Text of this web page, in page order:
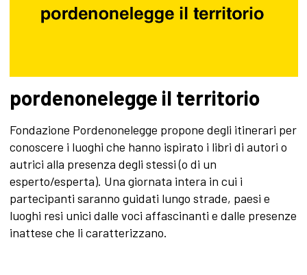
pordenonelegge il territorio
Fondazione Pordenonelegge propone degli itinerari per
conoscere i luoghi che hanno ispirato i libri di autori o
autrici alla presenza degli stessi (o di un
esperto/esperta). Una giornata intera in cui i
partecipanti saranno guidati lungo strade, paesi e
luoghi resi unici dalle voci affascinanti e dalle presenze
inattese che li caratterizzano.